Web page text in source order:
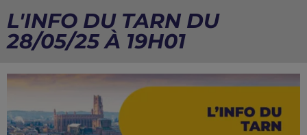
L'INFO DU TARN DU
28/05/25 À 19H01